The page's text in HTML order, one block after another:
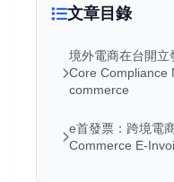
文章目錄
境外電商在台開立
Core Compliance
commerce
e首發票：跨境電
Commerce E-